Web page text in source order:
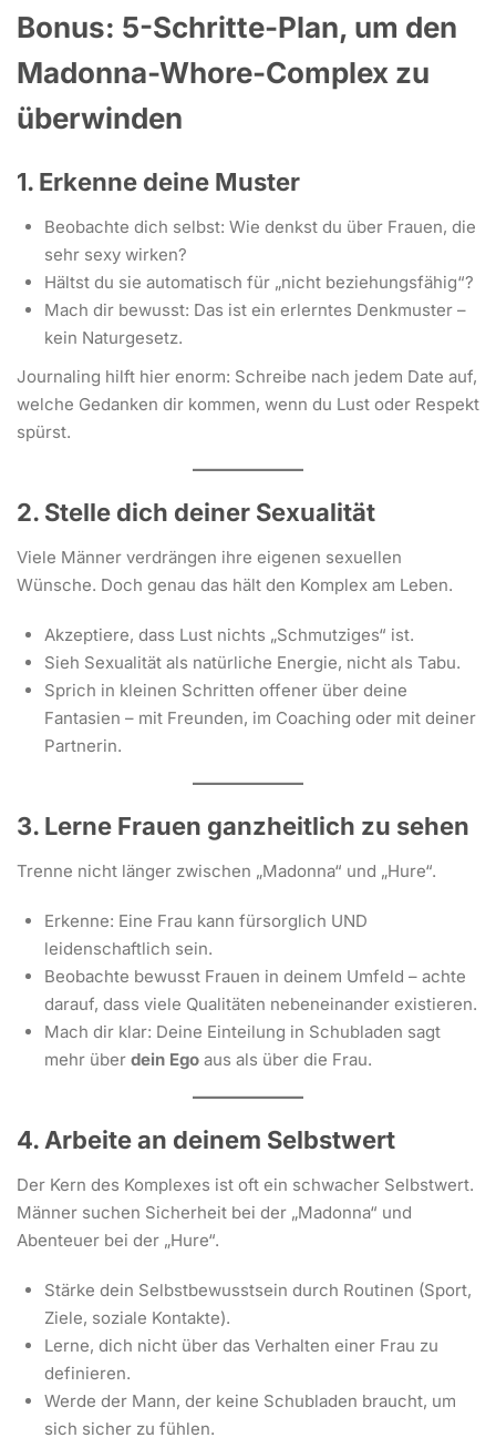
Bonus: 5-Schritte-Plan, um den
Madonna-Whore-Complex zu
überwinden
1. Erkenne deine Muster
Beobachte dich selbst: Wie denkst du über Frauen, die
sehr sexy wirken?
Hältst du sie automatisch für „nicht beziehungsfähig“?
Mach dir bewusst: Das ist ein erlerntes Denkmuster –
kein Naturgesetz.
Journaling hilft hier enorm: Schreibe nach jedem Date auf,
welche Gedanken dir kommen, wenn du Lust oder Respekt
spürst.
2. Stelle dich deiner Sexualität
Viele Männer verdrängen ihre eigenen sexuellen
Wünsche. Doch genau das hält den Komplex am Leben.
Akzeptiere, dass Lust nichts „Schmutziges“ ist.
Sieh Sexualität als natürliche Energie, nicht als Tabu.
Sprich in kleinen Schritten offener über deine
Fantasien – mit Freunden, im Coaching oder mit deiner
Partnerin.
3. Lerne Frauen ganzheitlich zu sehen
Trenne nicht länger zwischen „Madonna“ und „Hure“.
Erkenne: Eine Frau kann fürsorglich UND
leidenschaftlich sein.
Beobachte bewusst Frauen in deinem Umfeld – achte
darauf, dass viele Qualitäten nebeneinander existieren.
Mach dir klar: Deine Einteilung in Schubladen sagt
mehr über dein Ego aus als über die Frau.
4. Arbeite an deinem Selbstwert
Der Kern des Komplexes ist oft ein schwacher Selbstwert.
Männer suchen Sicherheit bei der „Madonna“ und
Abenteuer bei der „Hure“.
Stärke dein Selbstbewusstsein durch Routinen (Sport,
Ziele, soziale Kontakte).
Lerne, dich nicht über das Verhalten einer Frau zu
definieren.
Werde der Mann, der keine Schubladen braucht, um
sich sicher zu fühlen.